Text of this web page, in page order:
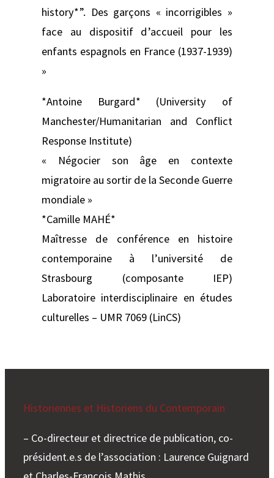
history*”. Des garçons « incorrigibles »
face au dispositif d’accueil pour les
enfants espagnols en France (1937-1939)
»
*Antoine Burgard* (University of
Manchester/Humanitarian and Conflict
Response Institute)
« Négocier son âge en contexte
migratoire au sortir de la Seconde Guerre
mondiale »
*Camille MAHÉ*
Maîtresse de conférence en histoire
contemporaine à l’université de
Strasbourg (composante IEP)
Laboratoire interdisciplinaire en études
culturelles – UMR 7069 (LinCS)
Historiennes et Historiens du Contemporain
– Co-directeur et directrice de publication, co-
président.e.s de l’association : Laurence Guignard